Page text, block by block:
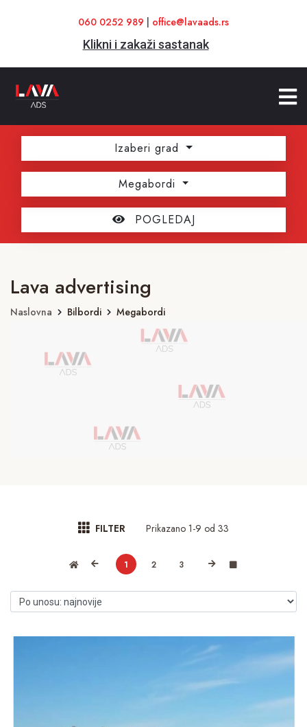
060 0252 989 office@lavaads.rs
Klikni i zakaži sastanak
Izaberi grad
Megabordi
POGLEDAJ
Lava advertising
Naslovna Bilbordi Megabordi
FILTER Prikazano 1-9 od 33
1 2 3